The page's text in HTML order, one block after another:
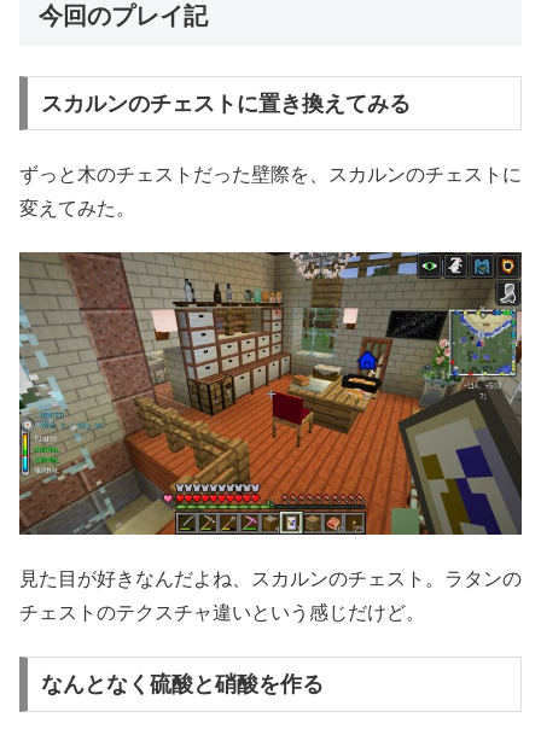
今回のプレイ記
スカルンのチェストに置き換えてみる
ずっと木のチェストだった壁際を、スカルンのチェストに
変えてみた。
見た目が好きなんだよね、スカルンのチェスト。ラタンの
チェストのテクスチャ違いという感じだけど。
なんとなく硫酸と硝酸を作る